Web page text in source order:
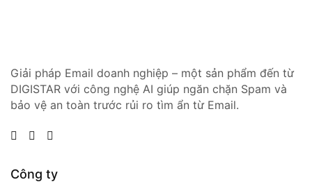
Giải pháp Email doanh nghiệp – một sản phẩm đến từ
DIGISTAR với công nghệ AI giúp ngăn chặn Spam và
bảo vệ an toàn trước rủi ro tìm ẩn từ Email.
Công ty